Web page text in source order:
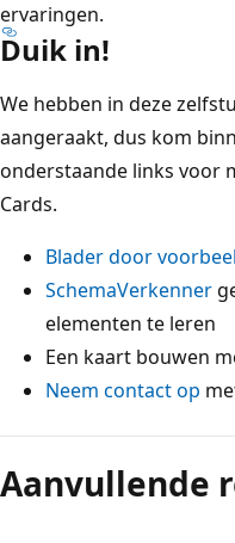
ervaringen.
Duik in!
We hebben in deze
aangeraakt, dus kom
onderstaande links voor
Cards.
Blader door
SchemaVerkenner
elementen te leren
Een kaart bouwen
Neem contact op
Aanvullende